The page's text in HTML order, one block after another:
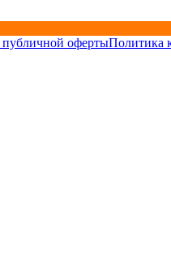
публичной офертыПолитика